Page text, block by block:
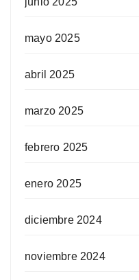
mayo 2025
abril 2025
marzo 2025
febrero 2025
enero 2025
diciembre 2024
noviembre 2024